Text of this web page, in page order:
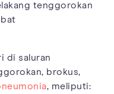
tenggorokan
di saluran
brokus,
, meliputi: